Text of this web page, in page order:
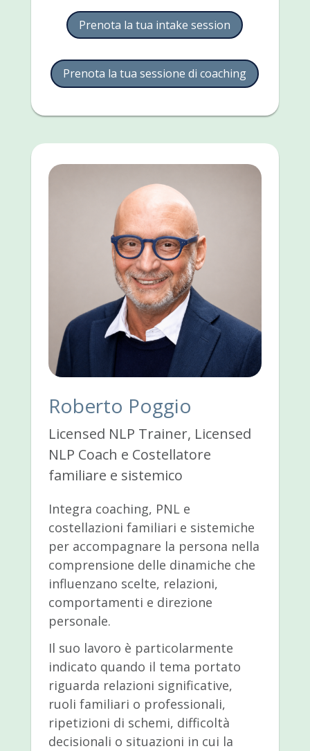
Prenota la tua intake session
Prenota la tua sessione di coaching
Roberto Poggio
Licensed NLP Trainer, Licensed
NLP Coach e Costellatore
familiare e sistemico
Integra coaching, PNL e
costellazioni familiari e sistemiche
per accompagnare la persona nella
comprensione delle dinamiche che
influenzano scelte, relazioni,
comportamenti e direzione
personale.
Il suo lavoro è particolarmente
indicato quando il tema portato
riguarda relazioni significative,
ruoli familiari o professionali,
ripetizioni di schemi, difficoltà
decisionali o situazioni in cui la